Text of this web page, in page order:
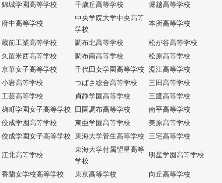
錦城学園高等学校
千歳丘高等学校 堀越高等学校
府中高等学校
中央学院大学中央高等
学校
本所高等学校
蔵前工業高等学校 調布北高等学校
松が谷高等学校
久留米西高等学校
調布南高等学校
松原高等学校
京華女子高等学校
千代田女学園高等学校
淵江高等学校
小岩高等学校
つばさ総合高等学校
三田高等学校
工芸高等学校
貞静学園高等学校
三鷹高等学校
麹町学園女子高等学校
田園調布高等学校
南平高等学校
佼成学園高等学校
東亜学園高等学校
美原高等学校
佼成学園女子高等学校 東海大学菅生高等学校 三宅高等学校
江北高等学校
東海大学付属望星高等
学校
明星学園高等学校
香蘭女学校高等学校 東京高等学校
向丘高等学校